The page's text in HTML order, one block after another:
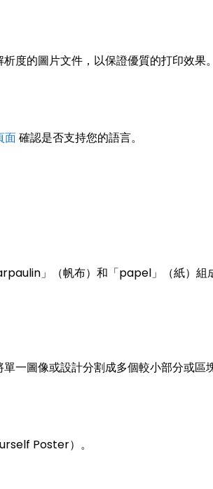
度的圖片文件，以保證優質的打印效果。
面確認是否支持您的語言。
」（帆布）和「papel」（紙）
一圖像或設計分割成多個較小部分或區
Poster）。